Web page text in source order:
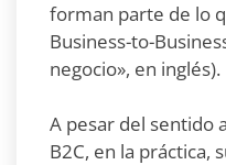
forman parte de lo
Business-to-
negocio», en inglés).
A pesar del sentido
B2C, en la práctica,